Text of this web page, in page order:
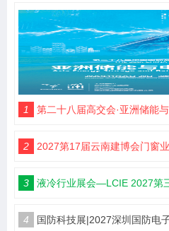
成为全球半
台。 三、行业盛会：共筑半导体产业新生
态 作为华南地区乃至全国半导体行业的权
威性、专业
导体产业及
心专题展之
规 模、更加
览面积：
家——汇聚
聚焦半导体
业提供品牌
1 第二十八届高交会·亚洲储能
2 2027第17届云南建博会门窗业
3 液冷行业展会—LCIE 2027第三届大湾区
4 国防科技展|2027深圳国防电